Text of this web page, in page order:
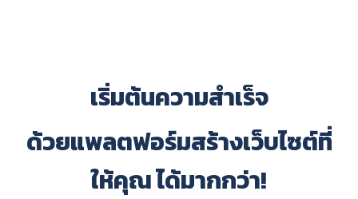
เริ่มต้นความสำเร็จ
ด้วยแพลตฟอร์มสร้างเว็บไซต์ที่
ให้คุณ ได้มากกว่า!